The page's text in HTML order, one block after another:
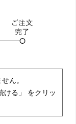
ん。
ける」 をクリッ